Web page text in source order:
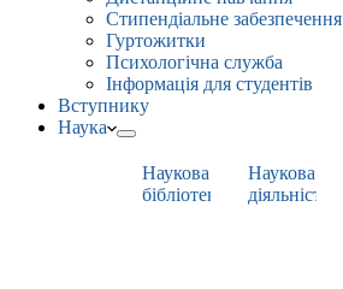
Стипендіальне забезпечення
Гуртожитки
Психологічна служба
Інформація для студентів
Вступнику
Наука
Наукова
бібліотека
Наукова
діяльність